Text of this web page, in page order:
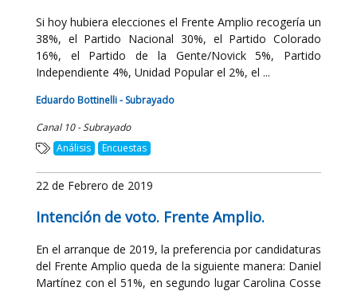
Si hoy hubiera elecciones el Frente Amplio recogería un
38%, el Partido Nacional 30%, el Partido Colorado
16%, el Partido de la Gente/Novick 5%, Partido
Independiente 4%, Unidad Popular el 2%, el ...
Eduardo Bottinelli - Subrayado
Canal 10 - Subrayado
Análisis
Encuestas
22 de Febrero de 2019
Intención de voto. Frente Amplio.
En el arranque de 2019, la preferencia por candidaturas
del Frente Amplio queda de la siguiente manera: Daniel
Martínez con el 51%, en segundo lugar Carolina Cosse